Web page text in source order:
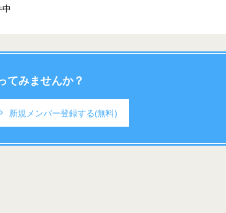
てみませんか？
新規メンバー登録する(無料)